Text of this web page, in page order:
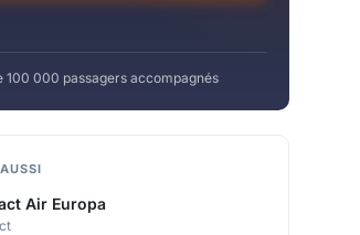
100 000 passagers accompagnés
Air Europa